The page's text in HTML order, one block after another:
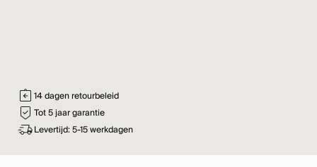
14 dagen retourbeleid
Tot 5 jaar garantie
Levertijd: 5-15 werkdagen